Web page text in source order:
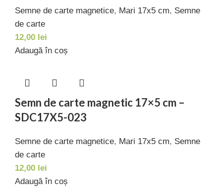
Semne de carte magnetice, Mari 17x5 cm, Semne
de carte
12,00 lei
Adaugă în coș
Semn de carte magnetic 17×5 cm –
SDC17X5-023
Semne de carte magnetice, Mari 17x5 cm, Semne
de carte
12,00 lei
Adaugă în coș